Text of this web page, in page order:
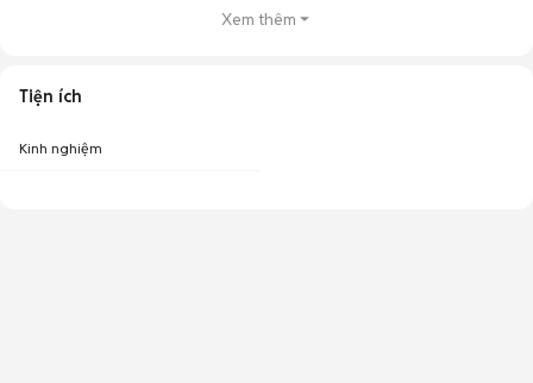
Xem thêm
Tiện ích
Kinh nghiệm